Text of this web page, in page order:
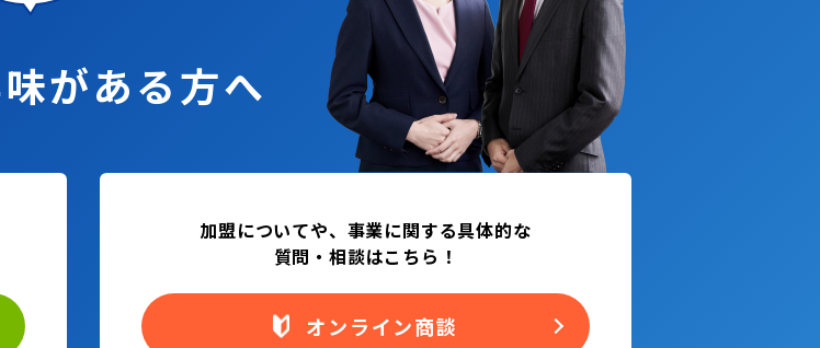
がある方へ
加盟についてや、事業に関する具体的な
質問・相談はこちら！
オンライン商談